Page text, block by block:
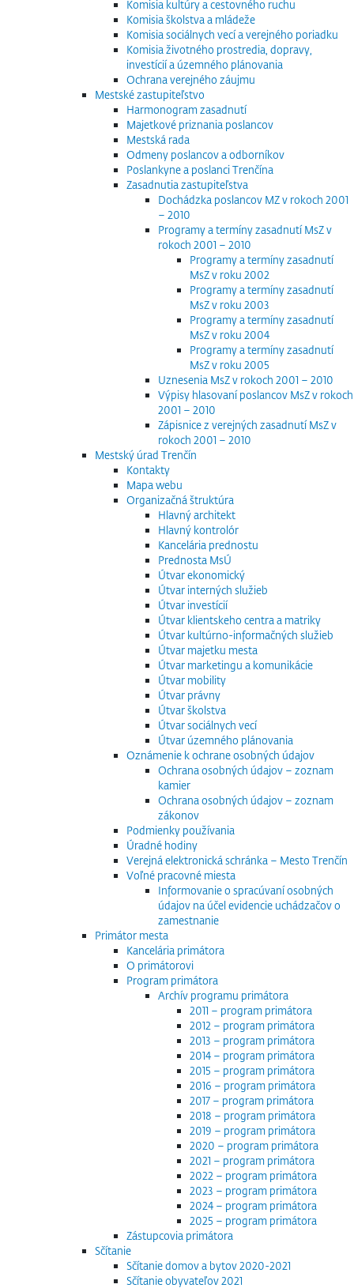
Komisia kultúry a cestovného ruchu
Komisia školstva a mládeže
Komisia sociálnych vecí a verejného poriadku
Komisia životného prostredia, dopravy,
investícií a územného plánovania
Ochrana verejného záujmu
Mestské zastupiteľstvo
Harmonogram zasadnutí
Majetkové priznania poslancov
Mestská rada
Odmeny poslancov a odborníkov
Poslankyne a poslanci Trenčína
Zasadnutia zastupiteľstva
Dochádzka poslancov MZ v rokoch 2001
– 2010
Programy a termíny zasadnutí MsZ v
rokoch 2001 – 2010
Programy a termíny zasadnutí
MsZ v roku 2002
Programy a termíny zasadnutí
MsZ v roku 2003
Programy a termíny zasadnutí
MsZ v roku 2004
Programy a termíny zasadnutí
MsZ v roku 2005
Uznesenia MsZ v rokoch 2001 – 2010
Výpisy hlasovaní poslancov MsZ v rokoch
2001 – 2010
Zápisnice z verejných zasadnutí MsZ v
rokoch 2001 – 2010
Mestský úrad Trenčín
Kontakty
Mapa webu
Organizačná štruktúra
Hlavný architekt
Hlavný kontrolór
Kancelária prednostu
Prednosta MsÚ
Útvar ekonomický
Útvar interných služieb
Útvar investícií
Útvar klientskeho centra a matriky
Útvar kultúrno-informačných služieb
Útvar majetku mesta
Útvar marketingu a komunikácie
Útvar mobility
Útvar právny
Útvar školstva
Útvar sociálnych vecí
Útvar územného plánovania
Oznámenie k ochrane osobných údajov
Ochrana osobných údajov – zoznam
kamier
Ochrana osobných údajov – zoznam
zákonov
Podmienky používania
Úradné hodiny
Verejná elektronická schránka – Mesto Trenčín
Voľné pracovné miesta
Informovanie o spracúvaní osobných
údajov na účel evidencie uchádzačov o
zamestnanie
Primátor mesta
Kancelária primátora
O primátorovi
Program primátora
Archív programu primátora
2011 – program primátora
2012 – program primátora
2013 – program primátora
2014 – program primátora
2015 – program primátora
2016 – program primátora
2017 – program primátora
2018 – program primátora
2019 – program primátora
2020 – program primátora
2021 – program primátora
2022 – program primátora
2023 – program primátora
2024 – program primátora
2025 – program primátora
Zástupcovia primátora
Sčítanie
Sčítanie domov a bytov 2020-2021
Sčítanie obyvateľov 2021